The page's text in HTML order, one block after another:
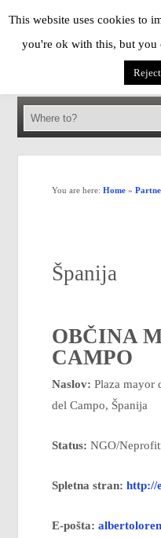
You are here: Home»
Španija
OBČINA
CAMPO
Naslov: Plaza mayor
del Campo, Španija
Status: NGO/
Spletna stran: http://
E-pošta:
This website uses cookies to
you're ok with this, but
Reject